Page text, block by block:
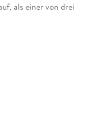
als einer von drei
Architekturzeitschrift
Inneneinrichtung, den
Spannteppichen,